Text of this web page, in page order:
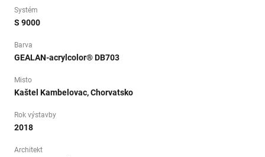
Systém
S 9000
Barva
GEALAN-acrylcolor® DB703
Misto
Kaštel Kambelovac, Chorvatsko
Rok výstavby
2018
Architekt